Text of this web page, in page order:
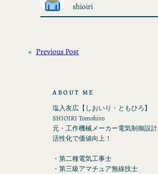
shioiri
« Previous Post
ABOUT ME
塩入友広【しおいり・ともひろ】
SHIOIRI Tomohiro
元・工作機械メーカー電気制御設計
活性化で価値向上！
・第二種電気工事士
・第三級アマチュア無線技士